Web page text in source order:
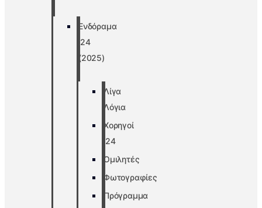
Ενδόραμα
’24
(2025)
Λίγα
Λόγια
Χορηγοί
’24
Ομιλητές
Φωτογραφίες
Πρόγραμμα